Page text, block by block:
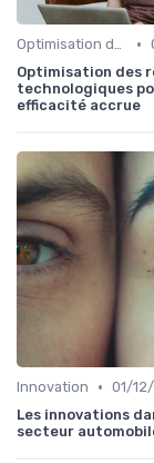
Optimisation des coûts •
Optimisation des
technologiques
efficacité accrue
Innovation • 01/
Les innovations
secteur